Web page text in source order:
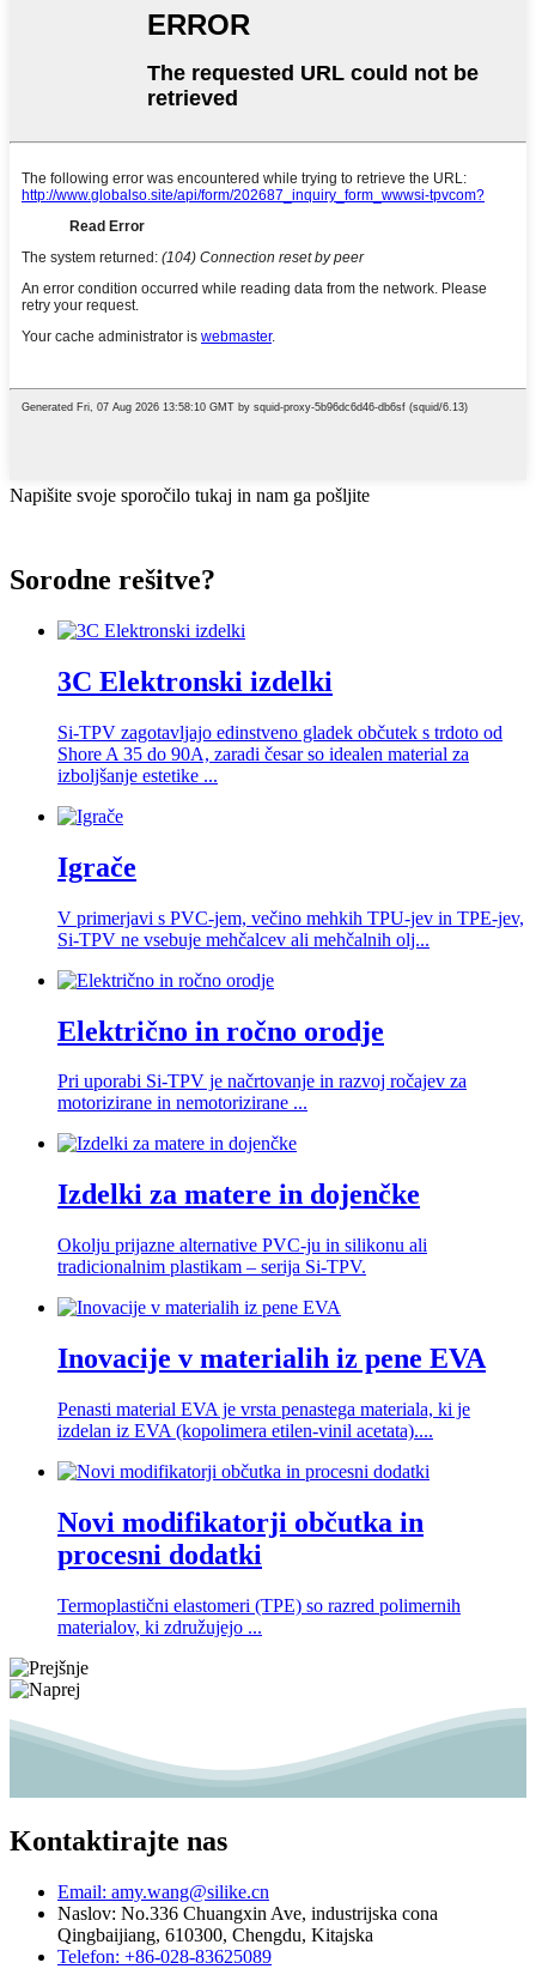
Napišite svoje sporočilo tukaj in nam ga pošljite
Sorodne rešitve?
3C Elektronski izdelki
Si-TPV zagotavljajo edinstveno gladek občutek s trdoto od
Shore A 35 do 90A, zaradi česar so idealen material za
izboljšanje estetike ...
Igrače
V primerjavi s PVC-jem, večino mehkih TPU-jev in TPE-jev,
Si-TPV ne vsebuje mehčalcev ali mehčalnih olj...
Električno in ročno orodje
Pri uporabi Si-TPV je načrtovanje in razvoj ročajev za
motorizirane in nemotorizirane ...
Izdelki za matere in dojenčke
Okolju prijazne alternative PVC-ju in silikonu ali
tradicionalnim plastikam – serija Si-TPV.
Inovacije v materialih iz pene EVA
Penasti material EVA je vrsta penastega materiala, ki je
izdelan iz EVA (kopolimera etilen-vinil acetata)....
Novi modifikatorji občutka in
procesni dodatki
Termoplastični elastomeri (TPE) so razred polimernih
materialov, ki združujejo ...
Kontaktirajte nas
Email: amy.wang@silike.cn
Naslov: No.336 Chuangxin Ave, industrijska cona
Qingbaijiang, 610300, Chengdu, Kitajska
Telefon: +86-028-83625089